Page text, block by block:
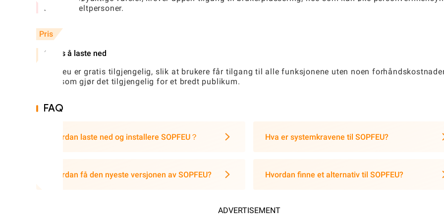
noen enkeltpersoner.
Pris
Gratis å laste ned
Sopfeu er gratis tilgjengelig, slik at brukere får tilgang til alle funksjonene uten noen
noe som gjør det tilgjengelig for et bredt publikum.
FAQ
Hvordan laste ned og installere SOPFEU？ Hva er systemkravene til SOPFEU?
Hvordan få den nyeste versjonen av SOPFEU? Hvordan finne et alternativ til SOPFEU?
ADVERTISEMENT